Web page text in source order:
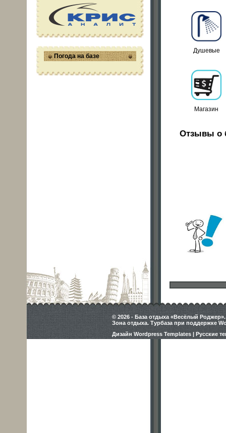
Душевые
Магазин
Отзывы о
Погода на базе
© 2026 - База отдыха «Весёлый
Зона отдыха. Турбаза при поддержке
Дизайн Wordpress Templates | Русские